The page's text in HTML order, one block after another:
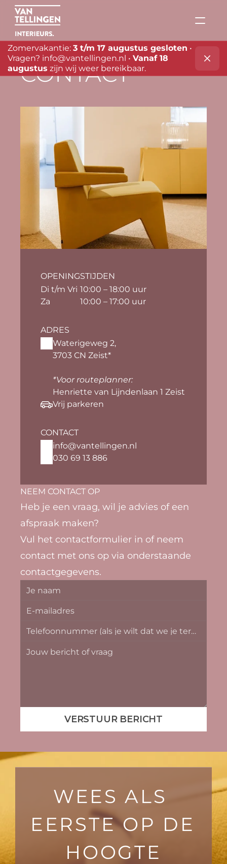
Zomervakantie: 3 t/m 17 augustus gesloten •
Vragen? info@vantellingen.nl • Vanaf 18
augustus zijn wij weer bereikbaar.
CONTACT
OPENINGSTIJDEN
Di t/m Vri
Za
10:00 – 18:00 uur
10:00 – 17:00 uur
ADRES
Waterigeweg 2,
3703 CN Zeist*
*Voor routeplanner:
Henriette van Lijndenlaan 1 Zeist
Vrij parkeren
CONTACT
info@vantellingen.nl
030 69 13 886
NEEM CONTACT OP
Heb je een vraag, wil je advies of een
afspraak maken?
Vul het contactformulier in of neem
contact met ons op via onderstaande
contactgegevens.
VERSTUUR BERICHT
WEES ALS
EERSTE OP DE
HOOGTE